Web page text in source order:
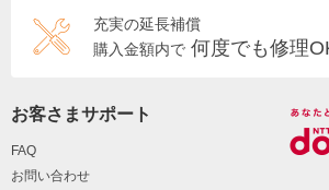
充実の延長補償
購入金額内で 何度でも修理
お客さまサポート
FAQ
お問い合わせ